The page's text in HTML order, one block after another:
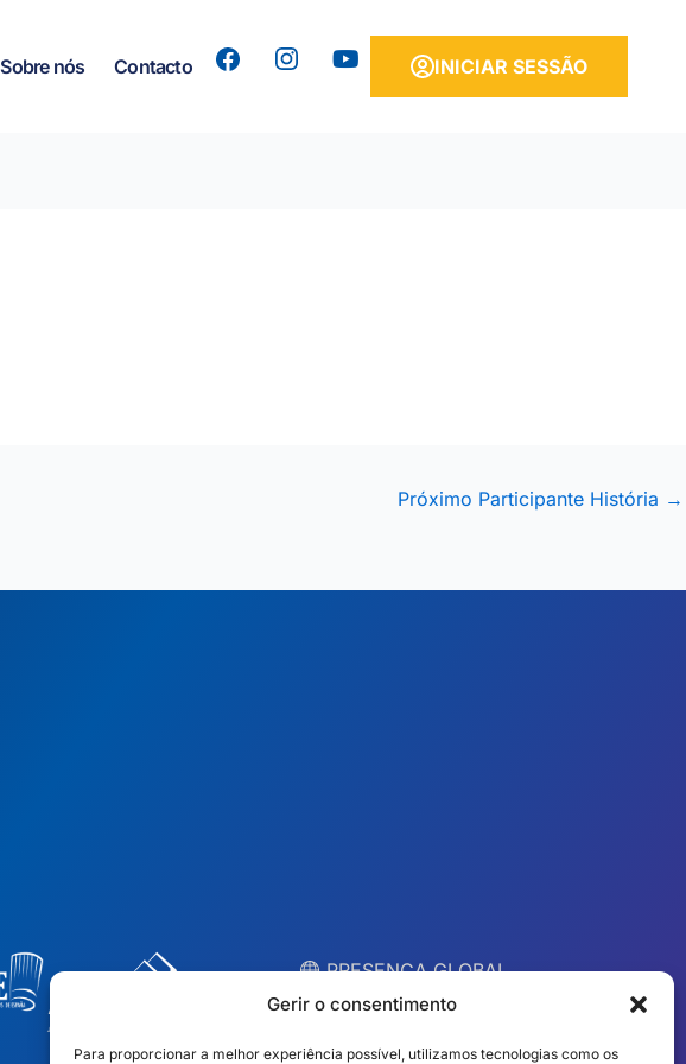
Gerir o consentimento
Para proporcionar a melhor experiência possível, utilizamos tecnologias como os
Sobre nós Contacto
Y
o
INICIAR SESSÃO
Próximo Participante História →
︎ PRESENÇA GLOBAL
Equipas locais em 10
países